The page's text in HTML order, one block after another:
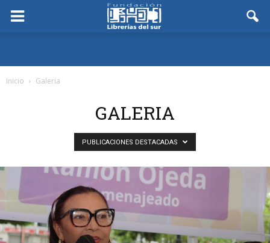
Inicio Galeria
GALERIA
PUBLICACIONES DESTACADAS